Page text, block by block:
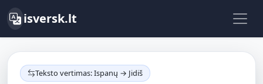
isversk.lt
Teksto vertimas: Ispanų → Jidiš